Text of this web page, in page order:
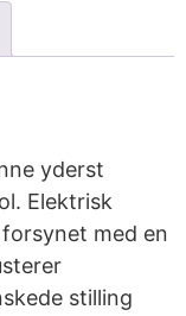
yderst
Elektrisk
med en
stilling